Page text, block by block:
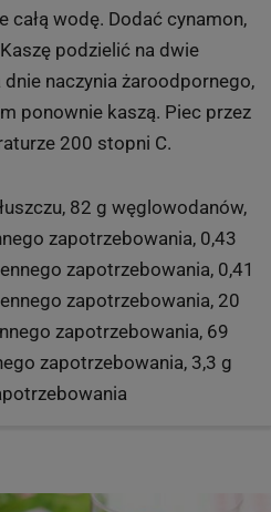
całą wodę. Dodać cynamon,
podzielić na dwie
dnie naczynia żaroodpornego,
ponownie kaszą. Piec przez
200 stopni C.
82 g węglowodanów,
zapotrzebowania, 0,43
zapotrzebowania, 0,41
zapotrzebowania, 20
zapotrzebowania, 69
zapotrzebowania, 3,3 g